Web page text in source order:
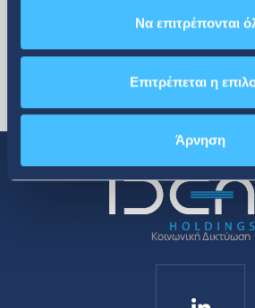
Να επιτρέπονται
Επιτρέπεται η
Άρνηση
Κοινωνική Δικτύωση